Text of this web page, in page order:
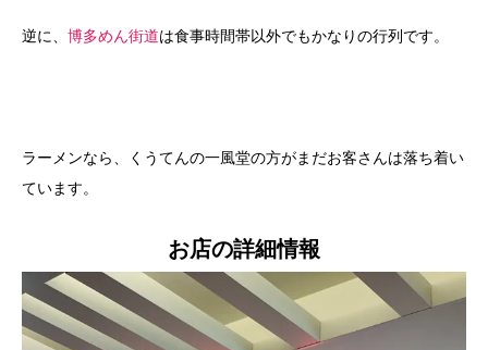
逆に、 博多めん街道は食事時間帯以外でもかなりの行列です。
ラーメンなら、くうてんの一風堂の方がまだお客さんは落ち着い
ています。
お店の詳細情報